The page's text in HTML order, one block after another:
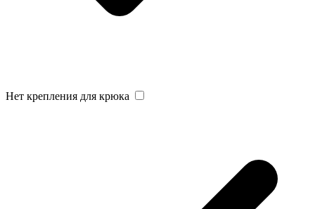
Нет крепления для крюка